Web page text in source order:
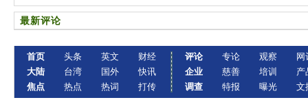
最新评论
首页
大陆
焦点
头条
台湾
热点
英文
国外
热词
财经
快讯
打传
评论
企业
调查
专论
慈善
特报
观察
培训
曝光
网
产
文